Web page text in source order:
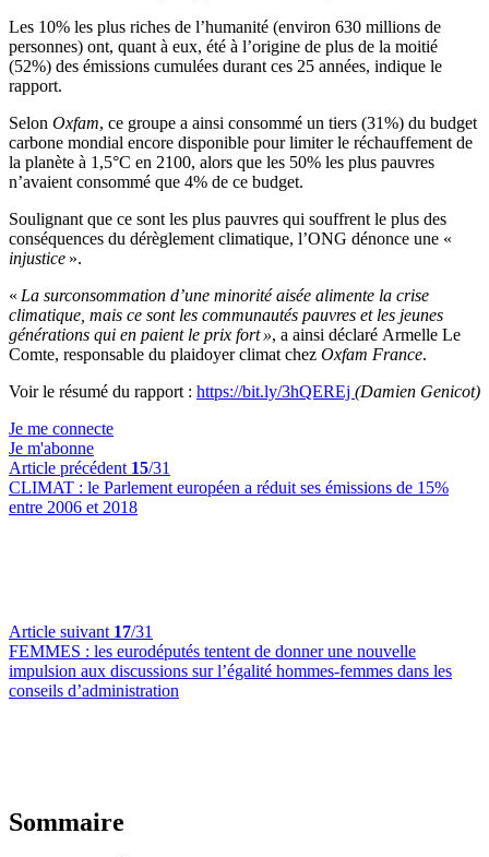
Les 10% les plus riches de l’humanité (environ 630 millions de
personnes) ont, quant à eux, été à l’origine de plus de la moitié
(52%) des émissions cumulées durant ces 25 années, indique le
rapport.
Selon Oxfam, ce groupe a ainsi consommé un tiers (31%) du budget
carbone mondial encore disponible pour limiter le réchauffement de
la planète à 1,5°C en 2100, alors que les 50% les plus pauvres
n’avaient consommé que 4% de ce budget.
Soulignant que ce sont les plus pauvres qui souffrent le plus des
conséquences du dérèglement climatique, l’ONG dénonce une «
injustice ».
« La surconsommation d’une minorité aisée alimente la crise
climatique, mais ce sont les communautés pauvres et les jeunes
générations qui en paient le prix fort », a ainsi déclaré Armelle Le
Comte, responsable du plaidoyer climat chez Oxfam France.
Voir le résumé du rapport : https://bit.ly/3hQEREj (Damien Genicot)
Je me connecte
Je m'abonne
Article précédent 15/31
CLIMAT : le Parlement européen a réduit ses émissions de 15%
entre 2006 et 2018
Article suivant 17/31
FEMMES : les eurodéputés tentent de donner une nouvelle
impulsion aux discussions sur l’égalité hommes-femmes dans les
conseils d’administration
Sommaire